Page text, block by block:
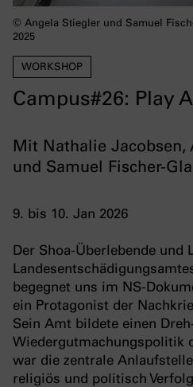
WORKSHOP
Campus#26: Play
Mit Nathalie Jacobsen,
und Samuel Fischer-
9. bis 10. Jan 2026
© Angela Stiegler und Samuel
2025
Der Shoa-Überlebende und
begegnet uns im NS-
ein Protagonist der
Sein Amt bildete einen
Wiedergutmachungspolitik
war die zentrale
religiös und politisch